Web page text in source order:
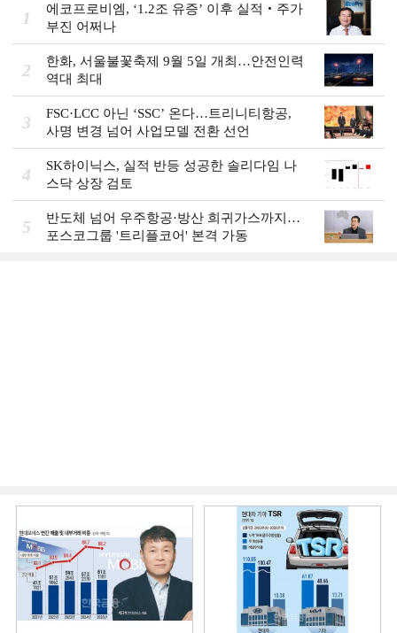
1
에코프로비엠, ‘1.2조 유증’ 이후 실적‧주가
부진 어쩌나
2
한화, 서울불꽃축제 9월 5일 개최…안전인력
역대 최대
3
FSC·LCC 아닌 ‘SSC’ 온다…트리니티항공,
사명 변경 넘어 사업모델 전환 선언
4
SK하이닉스, 실적 반등 성공한 솔리다임 나
스닥 상장 검토
5
반도체 넘어 우주항공·방산 희귀가스까지…
포스코그룹 '트리플코어' 본격 가동